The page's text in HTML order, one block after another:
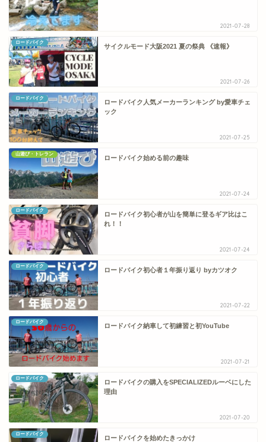
2021-07-28
ロードバイク
サイクルモード大阪2021 夏の祭典 《速報》
2021-07-26
ロードバイク
ロードバイク人気メーカーランキング by愛車チェ
ック
2021-07-25
山遊び・トレラン
ロードバイク始める前の趣味
2021-07-24
ロードバイク
ロードバイク初心者が山を簡単に登るギア比はこ
れ！！
2021-07-24
ロードバイク
ロードバイク初心者１年振り返り byカツオク
2021-07-22
ロードバイク
ロードバイク納車して初練習と初YouTube
2021-07-21
ロードバイク
ロードバイクの購入をSPECIALIZEDルーベにした
理由
2021-07-20
ロードバイク
ロードバイクを始めたきっかけ